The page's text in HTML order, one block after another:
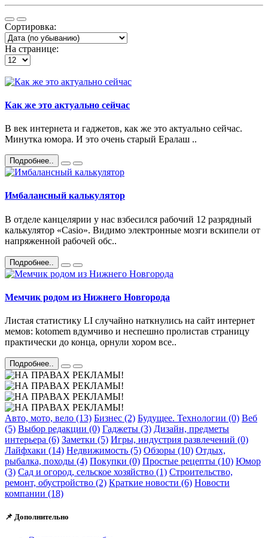
Сортировка:
На странице:
Как же это актуально сейчас
В век интернета и гаджетов, как же это актуально сейчас.
Минутка юмора. И это очень старый Ералаш ..
Подробнее..
Имбалансный калькулятор
В отделе канцелярии у нас взбесился рабочий 12 разрядный
калькулятор «Casio». Видимо электронные мозги вскипели от
напряженной рабочей обс..
Подробнее..
Мемчик родом из Нижнего Новгорода
Листая статистику LI случайно наткнулись на сайт интернет
мемов: kotomem вдумчиво и неспешно пролистав страницу
практически до конца, орнули хором все..
Подробнее..
Авто, мото, вело (13) Бизнес (2) Будущее. Технологии (0) Веб
(5) Выбор редакции (0) Гаджеты (3) Дизайн, предметы
интерьера (6) Заметки (5) Игры, индустрия развлечений (0)
Лайфхаки (14) Недвижимость (5) Обзоры (10) Отдых,
рыбалка, походы (4) Покупки (0) Простые рецепты (10) Юмор
(3) Сад и огород, сельское хозяйство (1) Строительство,
ремонт, обустройство (2) Краткие новости (6) Новости
компании (18)
📌 Дополнительно